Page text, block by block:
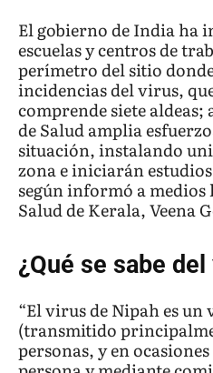
El gobierno de India ha
escuelas y centros de
perímetro del sitio
incidencias del virus,
comprende siete
de Salud amplia
situación, instalando
zona e iniciarán
según informó a
Salud de Kerala, Veena
¿Qué se sabe
“El virus de Nipah es
(transmitido
personas, y en